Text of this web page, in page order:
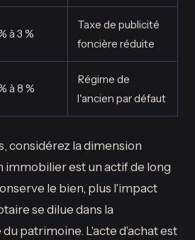
à 3 %
Taxe de publicité
foncière réduite
à 8 %
Régime de
l'ancien par défaut
considérez la dimension
immobilier est un actif de long
le bien, plus l'impact
se dilue dans la
patrimoine. L'acte d'achat est